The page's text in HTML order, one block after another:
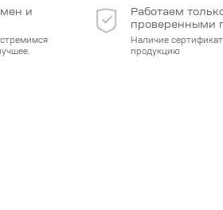
и
Работаем
проверенными
Наличие
продукцию